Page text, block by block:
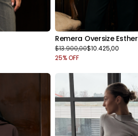
Remera Oversize Esther
$10.425,00
$13.900,00
25% OFF